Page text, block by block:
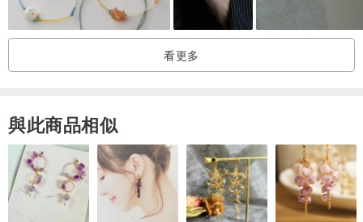
射的地方。
3、定期清洗或是用濕布擦拭草莓晶，能夠防止草莓晶因為長期處於乾
看更多
與此商品相似